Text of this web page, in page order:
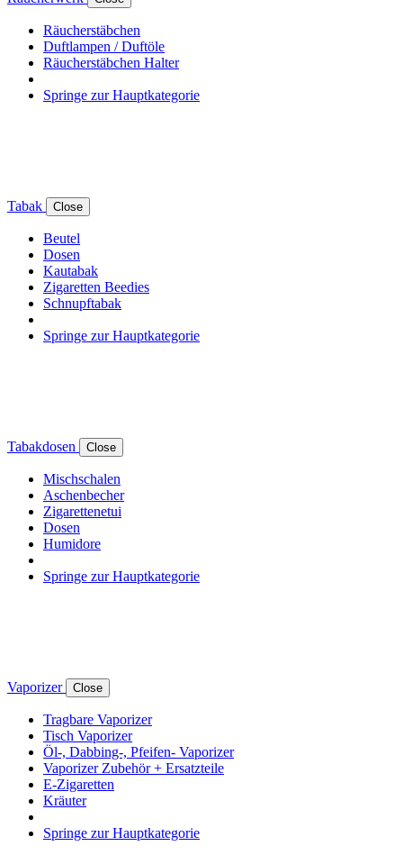
Räucherstäbchen
Duftlampen / Duftöle
Räucherstäbchen Halter
Springe zur Hauptkategorie
Tabak Close
Beutel
Dosen
Kautabak
Zigaretten Beedies
Schnupftabak
Springe zur Hauptkategorie
Tabakdosen Close
Mischschalen
Aschenbecher
Zigarettenetui
Dosen
Humidore
Springe zur Hauptkategorie
Vaporizer Close
Tragbare Vaporizer
Tisch Vaporizer
Öl-, Dabbing-, Pfeifen- Vaporizer
Vaporizer Zubehör + Ersatzteile
E-Zigaretten
Kräuter
Springe zur Hauptkategorie